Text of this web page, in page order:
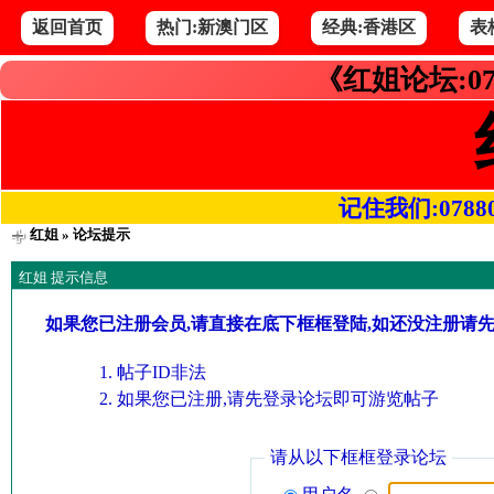
返回首页 热门:新澳门区 经典:香港区 表
《红姐论坛
记住我们
红姐» 论坛提示
红姐 提示信息
如果您已注册会员,请直接在底下框框登陆,如还没注册请
帖子ID非法
如果您已注册,请先登录论坛即可游览帖子
请从以下框框登录论坛